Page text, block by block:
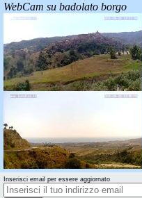
WebCam su badolato borgo
Inserisci email per essere aggiornato